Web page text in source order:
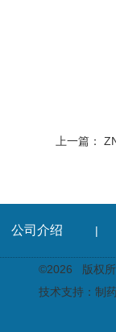
上一篇：
公司介绍 |
©2026 版权所
技术支持： 制